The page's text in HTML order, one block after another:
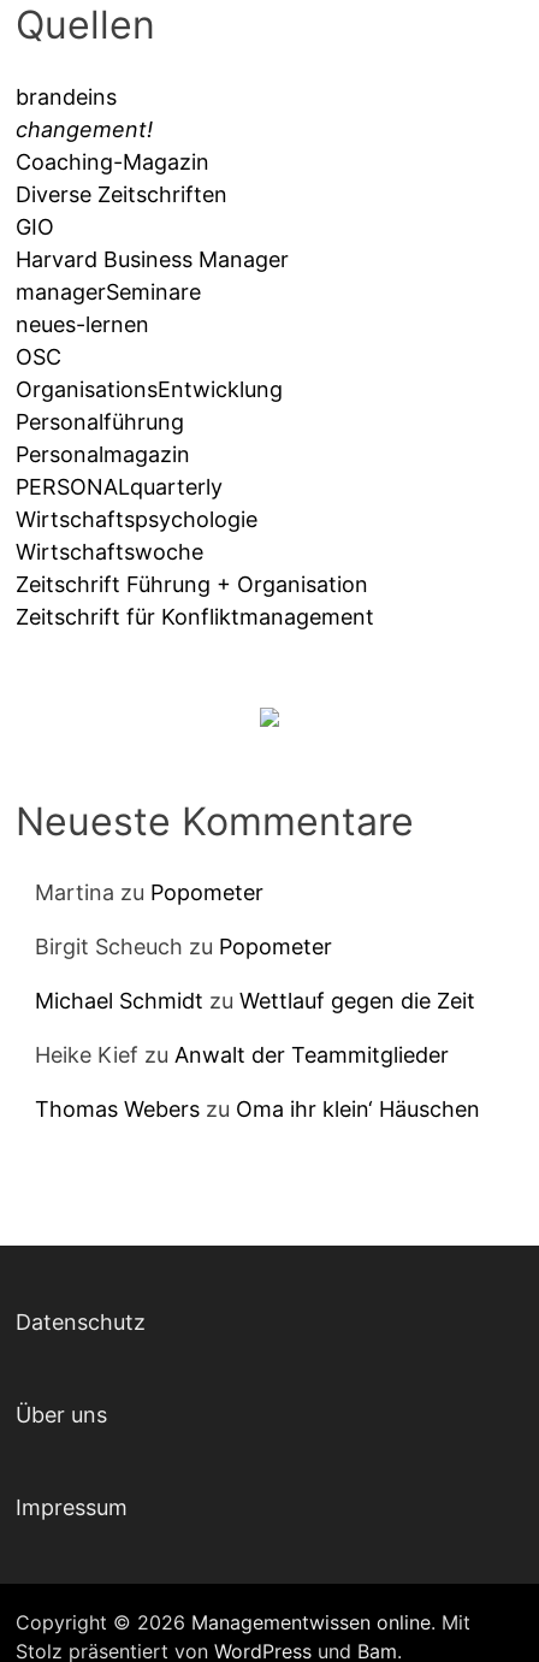
Quellen
brandeins
changement!
Coaching-Magazin
Diverse Zeitschriften
GIO
Harvard Business Manager
managerSeminare
neues-lernen
OSC
OrganisationsEntwicklung
Personalführung
Personalmagazin
PERSONALquarterly
Wirtschaftspsychologie
Wirtschaftswoche
Zeitschrift Führung + Organisation
Zeitschrift für Konfliktmanagement
Neueste Kommentare
Martina zu Popometer
Birgit Scheuch zu Popometer
Michael Schmidt zuWettlauf gegen die Zeit
Heike Kief zuAnwalt der Teammitglieder
Thomas Webers zu Oma ihr klein‘ Häuschen
Datenschutz
Über uns
Impressum
Copyright © 2026 Managementwissen online. Mit
Stolz präsentiert vonWordPress und Bam.